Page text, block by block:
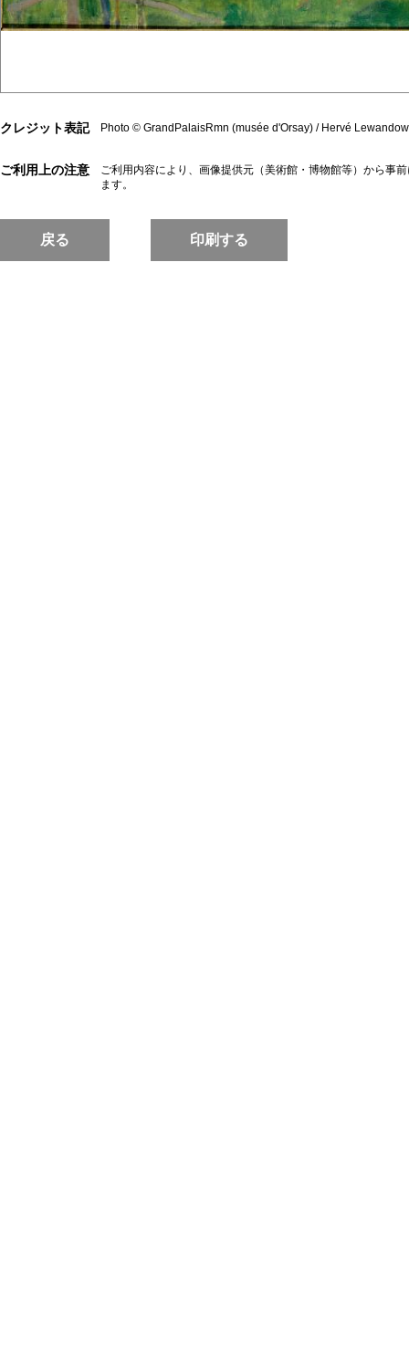
クレジット表記 Photo © GrandPalaisRmn (musée d'Orsay) / Hervé
ご利用上の注意
ご利用内容により、画像提供元（美術館・博物館等）から事
ます。
戻る 印刷する